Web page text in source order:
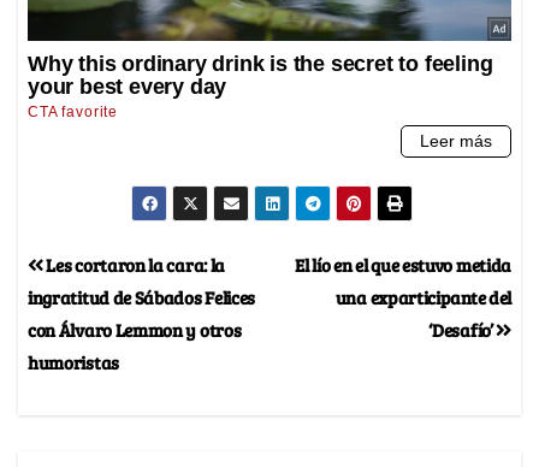
El lío en el que estuvo metida
una exparticipante del
‘Desafío’
Les cortaron la cara: la
ingratitud de Sábados Felices
con Álvaro Lemmon y otros
humoristas